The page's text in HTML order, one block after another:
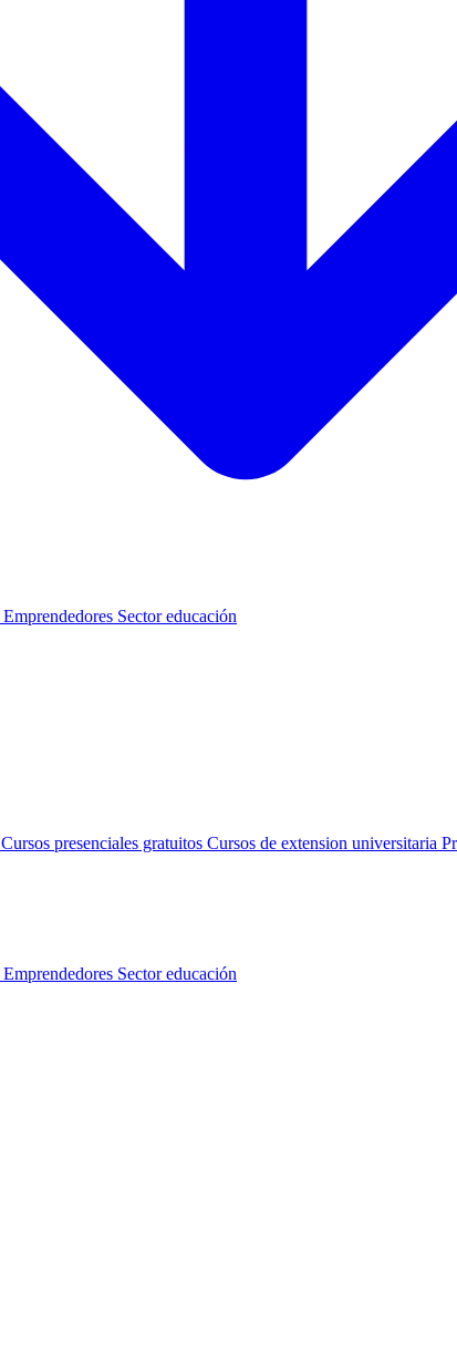
Emprendedores Sector educación
Cursos presenciales gratuitos Cursos de extension universitaria
Emprendedores Sector educación